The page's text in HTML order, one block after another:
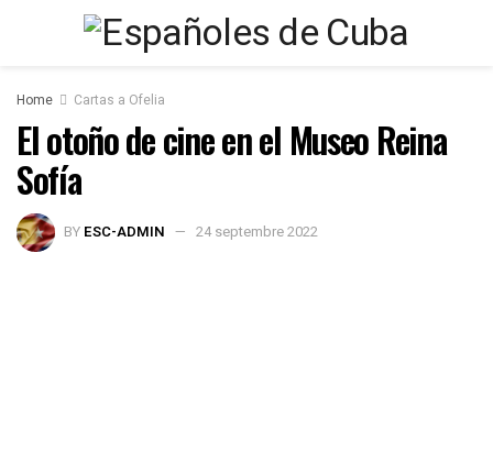
Home Cartas a Ofelia
El otoño de cine en el Museo Reina
Sofía
BY ESC-ADMIN 24 septembre 2022